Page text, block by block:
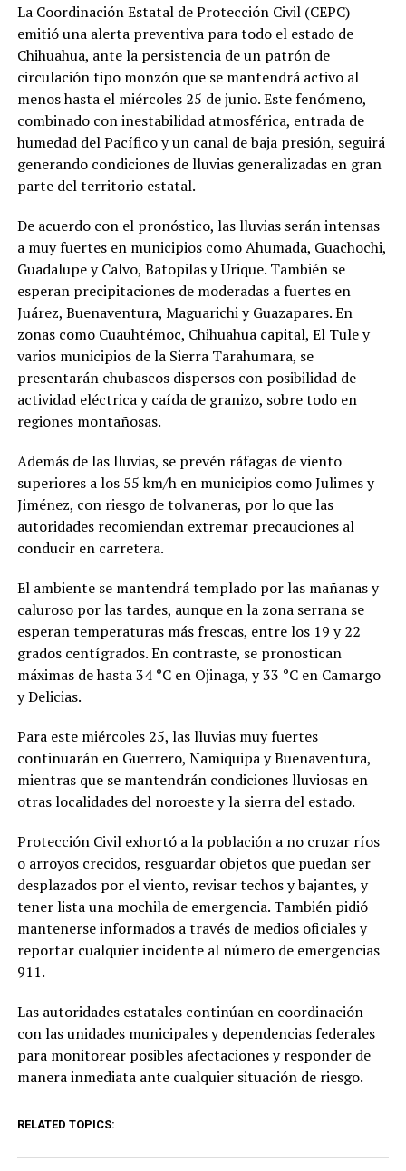
La Coordinación Estatal de Protección Civil (CEPC)
emitió una alerta preventiva para todo el estado de
Chihuahua, ante la persistencia de un patrón de
circulación tipo monzón que se mantendrá activo al
menos hasta el miércoles 25 de junio. Este fenómeno,
combinado con inestabilidad atmosférica, entrada de
humedad del Pacífico y un canal de baja presión, seguirá
generando condiciones de lluvias generalizadas en gran
parte del territorio estatal.
De acuerdo con el pronóstico, las lluvias serán intensas
a muy fuertes en municipios como Ahumada, Guachochi,
Guadalupe y Calvo, Batopilas y Urique. También se
esperan precipitaciones de moderadas a fuertes en
Juárez, Buenaventura, Maguarichi y Guazapares. En
zonas como Cuauhtémoc, Chihuahua capital, El Tule y
varios municipios de la Sierra Tarahumara, se
presentarán chubascos dispersos con posibilidad de
actividad eléctrica y caída de granizo, sobre todo en
regiones montañosas.
Además de las lluvias, se prevén ráfagas de viento
superiores a los 55 km/h en municipios como Julimes y
Jiménez, con riesgo de tolvaneras, por lo que las
autoridades recomiendan extremar precauciones al
conducir en carretera.
El ambiente se mantendrá templado por las mañanas y
caluroso por las tardes, aunque en la zona serrana se
esperan temperaturas más frescas, entre los 19 y 22
grados centígrados. En contraste, se pronostican
máximas de hasta 34 °C en Ojinaga, y 33 °C en Camargo
y Delicias.
Para este miércoles 25, las lluvias muy fuertes
continuarán en Guerrero, Namiquipa y Buenaventura,
mientras que se mantendrán condiciones lluviosas en
otras localidades del noroeste y la sierra del estado.
Protección Civil exhortó a la población a no cruzar ríos
o arroyos crecidos, resguardar objetos que puedan ser
desplazados por el viento, revisar techos y bajantes, y
tener lista una mochila de emergencia. También pidió
mantenerse informados a través de medios oficiales y
reportar cualquier incidente al número de emergencias
911.
Las autoridades estatales continúan en coordinación
con las unidades municipales y dependencias federales
para monitorear posibles afectaciones y responder de
manera inmediata ante cualquier situación de riesgo.
RELATED TOPICS: